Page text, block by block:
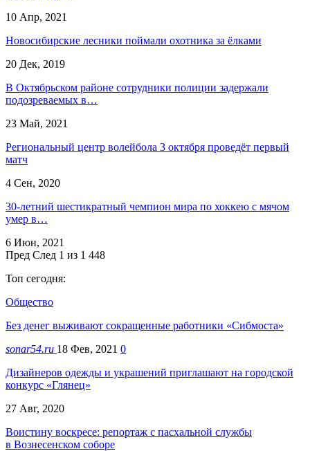
10 Апр, 2021
Новосибирские лесники поймали охотника за ёлками
20 Дек, 2019
В Октябрьском районе сотрудники полиции задержали
подозреваемых в…
23 Май, 2021
Региональный центр волейбола 3 октября проведёт первый
матч
4 Сен, 2020
30-летний шестикратный чемпион мира по хоккею с мячом
умер в…
6 Июн, 2021
Пред След 1 из 1 448
Топ сегодня:
Общество
Без денег выживают сокращенные работники «Сибмоста»
sonar54.ru 18 Фев, 2021 0
Дизайнеров одежды и украшений приглашают на городской
конкурс «Глянец»
27 Авг, 2020
Воистину воскресе: репортаж с пасхальной службы
в Вознесенском соборе